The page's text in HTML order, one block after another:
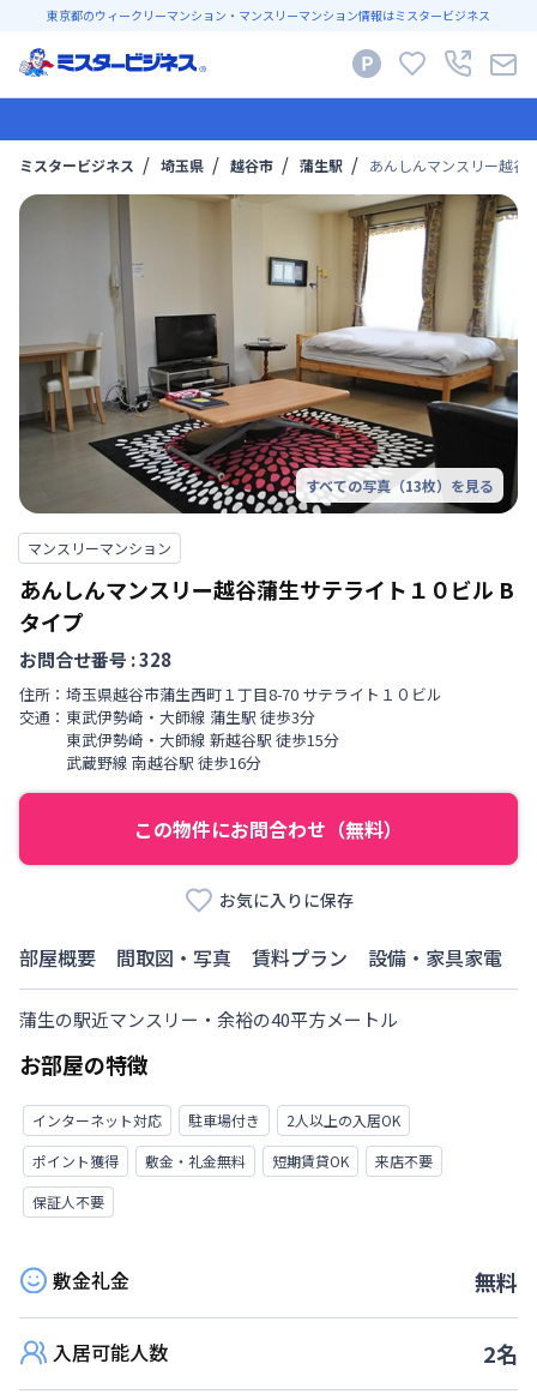
東京都のウィークリーマンション・マンスリーマンション情報はミスタービジネス
ミスタービジネス 埼玉県 越谷市 蒲生駅 あんしんマンスリー越谷
すべての写真（13枚）を見る
マンスリーマンション
あんしんマンスリー越谷蒲生サテライト１０ビル B
タイプ
お問合せ番号 :328
住所： 埼玉県越谷市蒲生西町 １丁目8-70 サテライト１０ビル
交通： 東武伊勢崎・大師線 蒲生駅 徒歩3分
東武伊勢崎・大師線 新越谷駅 徒歩15分
武蔵野線 南越谷駅 徒歩16分
この物件にお問合わせ（無料）
お気に入りに保存
部屋概要 間取図・写真 賃料プラン 設備・家具家電
蒲生の駅近マンスリー・余裕の40平方メートル
お部屋の特徴
インターネット対応 駐車場付き
2人以上の入居OK
ポイント獲得
敷金・礼金無料 短期賃貸OK
来店不要
保証人不要
敷金礼金 無料
入居可能人数 2名